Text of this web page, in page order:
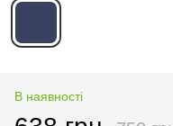
В наявності